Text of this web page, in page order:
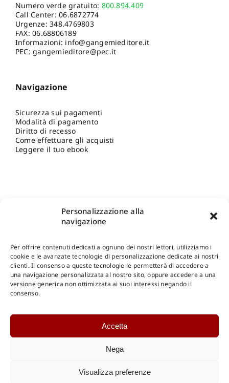
Personalizzazione alla
navigazione
Per offrire contenuti dedicati a ognuno dei nostri lettori, utilizziamo i
cookie e le avanzate tecnologie di personalizzazione dedicate ai nostri
clienti. Il consenso a queste tecnologie le permetterà di accedere a
una navigazione personalizzata al nostro sito, oppure accedere a una
versione generica non ottimizzata ai suoi interessi negando il
consenso.
Accetta
Nega
Visualizza preferenze
Numero verde gratuito: 800.894.409
Call Center:06.6872774
Urgenze:348.4769803
FAX: 06.68806189
Informazioni: info@gangemieditore.it
PEC: gangemieditore@pec.it
Navigazione
Sicurezza sui pagamenti
Modalità di pagamento
Diritto di recesso
Come effettuare gli acquisti
Leggere il tuo ebook
Shop Gangemi Editore-Pagamenti Sicuri e anche Rateali
Catalogo Online
Catalogo Internazionale
DOWNLOAD
Catalogo Internazionale